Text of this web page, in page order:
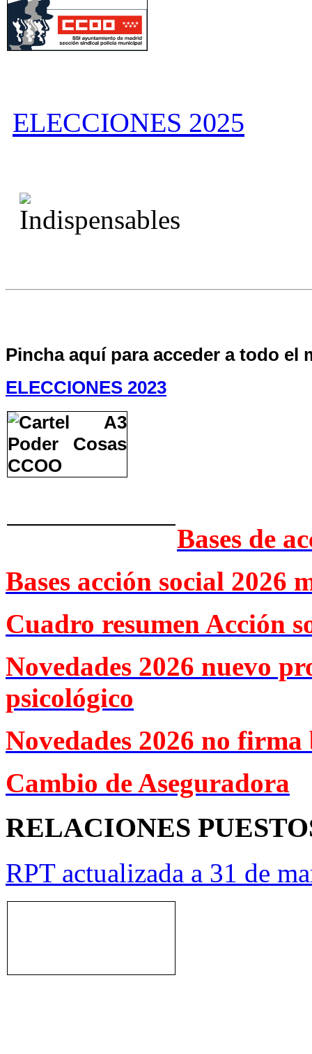
ELECCIONES 2025
Pincha aquí para acceder a todo el
ELECCIONES 2023
Bases de
Bases acción social 2026
Cuadro resumen Acción
Novedades 2026 nuevo
psicológico
Novedades 2026 no firma
Cambio de Aseguradora
RELACIONES
RPT actualizada a 31 de